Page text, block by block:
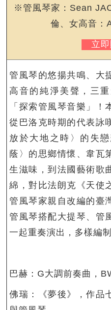
※管風琴家：Sean
倫、女高音：
立
管風琴的悠揚共鳴、大
高音的純淨美聲，三
「探索管風琴音樂」！
從巴洛克時期的代表詠
放於大地之時〉的失
蔭〉的思鄉情懷、韋瓦
生滋味，到法國藝術歌
綿，對比法朗克《天使
管風琴家親自改編的臺
管風琴搭配大提琴、管
一起重奏演出，多樣編
巴赫：G大調前奏曲，
佛瑞：《夢後》，作品